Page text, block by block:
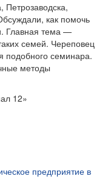
Петрозаводска,
как помочь
Главная тема —
семей. Череповец
подобного семинара.
методы
12»
предприятие в